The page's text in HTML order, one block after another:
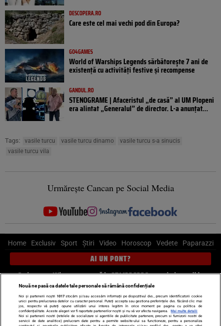
DESCOPERA.RO
Care este cel mai vechi pod din Europa?
GO4GAMES
World of Warships Legends sărbătorește 7 ani de
existență cu activități festive și recompense
GANDUL.RO
STENOGRAME | Afaceristul „de casă” al UM Plopeni
era alintat „Generalul” de director. L-a anunțat...
Tags: vasile turcu vasile turcu dinamo
vasile turcu s-a sinucis
vasile turcu vila
Urmărește Cancan pe Social Media
Home Exclusiv Sport Știri Video Horoscop Vedete Paparazzi
AI UN PONT?
Scrie-ne pe Whatsapp, sună la 0741226226 sau trimite mail la
pont@cancan.ro
Știri interne Știri externe
Politică
Ultimele stiri
Diete Insula Iubirii Dictionar de vise LIFE STYLE
Nouă ne pasă ca datele tale personale să rămână confidențiale
Noi și partenerii noștri 1017stocăm și/sau accesăm informații pe dispozitivul dvs., precum identificatorii cookie
unici pentru prelucrarea datelor cu caracter personal. Puteți accepta sau gestiona preferințele dvs. făcând clic mai
jos, respectiv vă puteți opune utilizării unui interes legitim în orice moment pe pagina cu politica de
confidențialitate. Aceste alegeri vor fi raportate partenerilor noștri și nu vă vor afecta navigarea.
Mai multe detalii
Noi si partenerii nostri (retelele de socializare si agentiile de publicitate partenere, precum si furnizorii nostri de
servicii de date analitice) prelucram date pentru a permite website-ului sa functioneze, pentru a personaliza